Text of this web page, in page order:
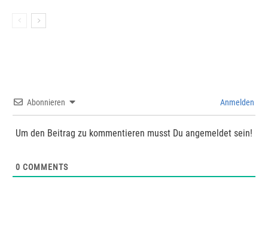
Abonnieren Anmelden
Um den Beitrag zu kommentieren musst Du angemeldet sein!
0 COMMENTS